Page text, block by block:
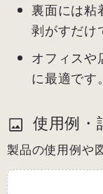
裏面には粘
剥がすだけ
オフィスや
に最適です。
使用例・
製品の使用例や